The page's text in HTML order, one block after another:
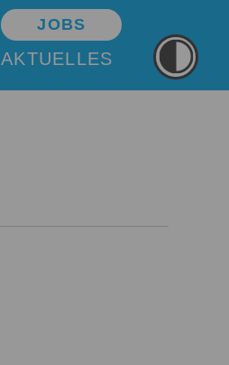
AKTUELLES
JOBS